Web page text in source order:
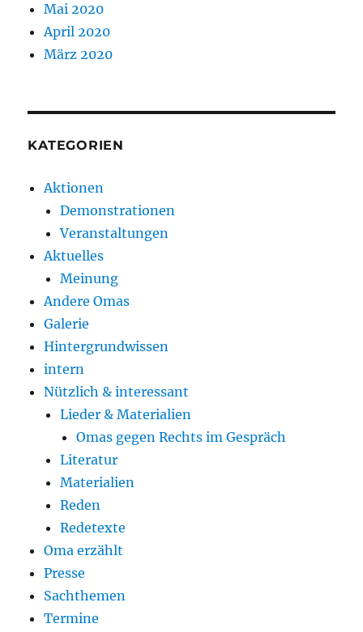
Mai 2020
April 2020
März 2020
KATEGORIEN
Aktionen
Demonstrationen
Veranstaltungen
Aktuelles
Meinung
Andere Omas
Galerie
Hintergrundwissen
intern
Nützlich & interessant
Lieder & Materialien
Omas gegen Rechts im Gespräch
Literatur
Materialien
Reden
Redetexte
Oma erzählt
Presse
Sachthemen
Termine